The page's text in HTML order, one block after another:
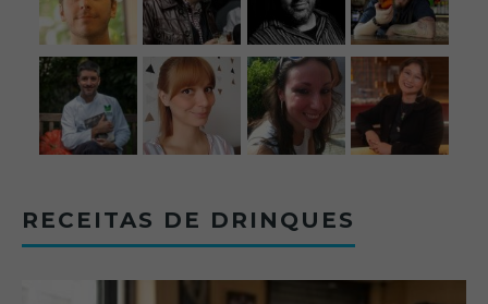
RECEITAS DE DRINQUES